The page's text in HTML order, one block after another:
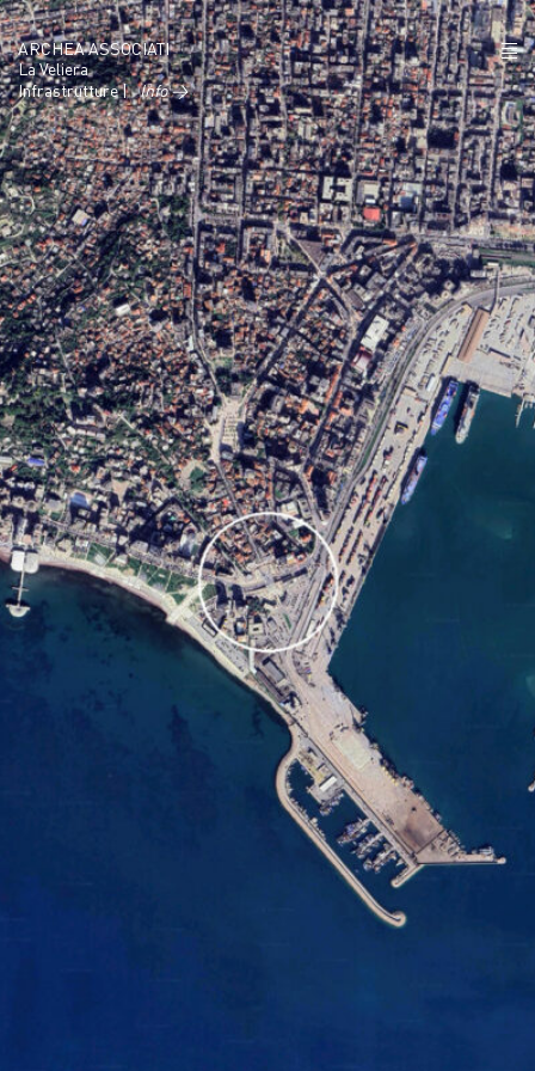
ARCHEA ASSOCIATI
CHI SIAMO
PROGETTI
NEWS
POLICY
CONTATTI
CAREERS
中文
EN
La Veliera
Infrastrutture | Info →